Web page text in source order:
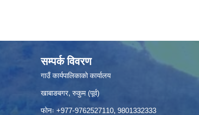
सम्पर्क विवरण
गाउँ कार्यपालिकाको कार्यालय
खाबाङबगर, रुकुम (पूर्व)
फोनः +977-9762527110, 9801332333